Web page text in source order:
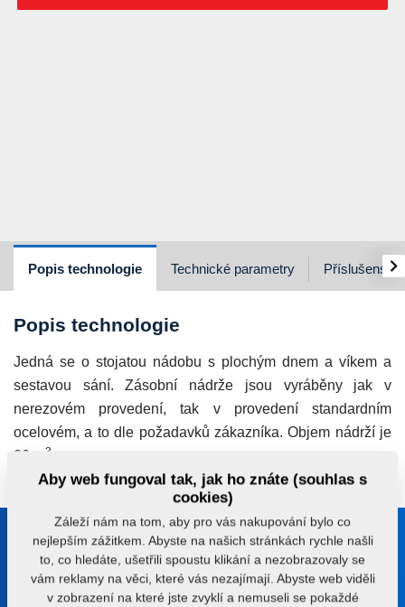
Popis technologie Technické parametry Příslušenství
›
Popis technologie
Jedná se o stojatou nádobu s plochým dnem a víkem a
sestavou sání. Zásobní nádrže jsou vyráběny jak v
nerezovém provedení, tak v provedení standardním
ocelovém, a to dle požadavků zákazníka. Objem nádrží je
20 m
3
Buďte s námi v kontaktu
Poradíme vám s výběrem správného stroje nebo
technologie
Aby web fungoval tak, jak ho znáte (souhlas s
cookies)
Záleží nám na tom, aby pro vás nakupování bylo co
nejlepším zážitkem. Abyste na našich stránkách rychle našli
to, co hledáte, ušetřili spoustu klikání a nezobrazovaly se
vám reklamy na věci, které vás nezajímají. Abyste web viděli
v zobrazení na které jste zvyklí a nemuseli se pokaždé